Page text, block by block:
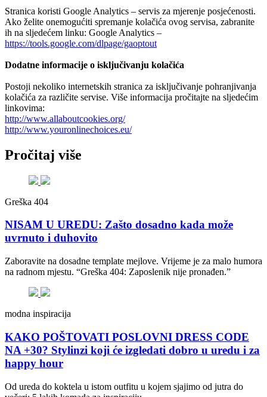
Stranica koristi Google Analytics – servis za mjerenje posjećenosti.
Ako želite onemogućiti spremanje kolačića ovog servisa, zabranite
ih na sljedećem linku: Google Analytics –
https://tools.google.com/dlpage/gaoptout
Dodatne informacije o isključivanju kolačića
Postoji nekoliko internetskih stranica za isključivanje pohranjivanja
kolačića za različite servise. Više informacija pročitajte na sljedećim
linkovima:
http://www.allaboutcookies.org/
http://www.youronlinechoices.eu/
Pročitaj više
Greška 404
NISAM U UREDU: Zašto dosadno kada može
uvrnuto i duhovito
Zaboravite na dosadne template mejlove. Vrijeme je za malo humora
na radnom mjestu. “Greška 404: Zaposlenik nije pronađen.”
modna inspiracija
KAKO POŠTOVATI POSLOVNI DRESS CODE
NA +30? Stylinzi koji će izgledati dobro u uredu i za
happy hour
Od ureda do koktela u istom outfitu u kojem sjajimo od jutra do